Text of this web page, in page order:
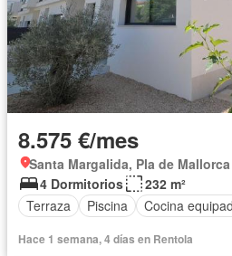
8.575 €/mes
Santa Margalida, Pla de Mallorca
4 Dormitorios
232 m²
Terraza
Piscina Cocina
Hace 1 semana, 4 días en Rentola